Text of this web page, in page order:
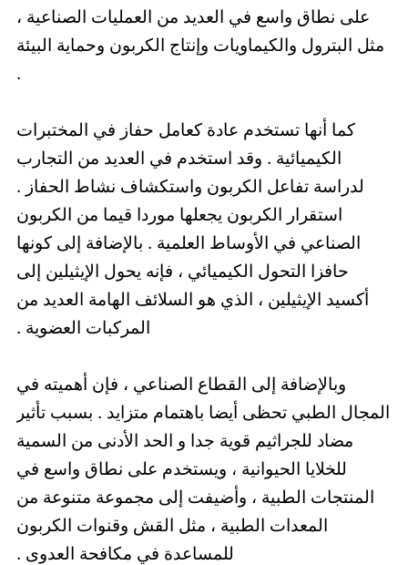
على نطاق واسع في العديد من العمليات الصناعية ،
مثل البترول والكيماويات وإنتاج الكربون وحماية البيئة
.
كما أنها تستخدم عادة كعامل حفاز في المختبرات
الكيميائية . وقد استخدم في العديد من التجارب
لدراسة تفاعل الكربون واستكشاف نشاط الحفاز .
استقرار الكربون يجعلها موردا قيما من الكربون
الصناعي في الأوساط العلمية . بالإضافة إلى كونها
حافزا التحول الكيميائي ، فإنه يحول الإيثيلين إلى
أكسيد الإيثيلين ، الذي هو السلائف الهامة العديد من
المركبات العضوية .
وبالإضافة إلى القطاع الصناعي ، فإن أهميته في
المجال الطبي تحظى أيضا باهتمام متزايد . بسبب تأثير
مضاد للجراثيم قوية جدا و الحد الأدنى من السمية
للخلايا الحيوانية ، ويستخدم على نطاق واسع في
المنتجات الطبية ، وأضيفت إلى مجموعة متنوعة من
المعدات الطبية ، مثل القش وقنوات الكربون
للمساعدة في مكافحة العدوى .